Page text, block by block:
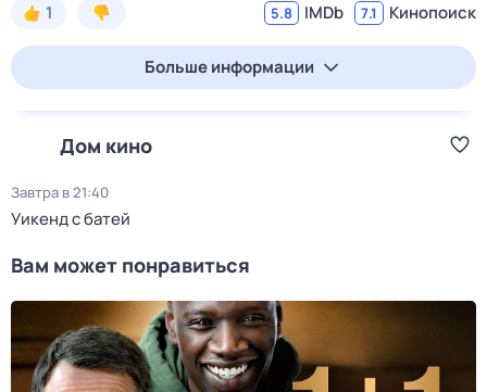
1 5.8 IMDb 7.1 Кинопоиск
Больше информации
Дом кино
Завтра в 21:40
Уикенд с батей
Вам может понравиться